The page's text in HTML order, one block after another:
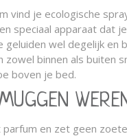
vind je ecologische
speciaal apparaat dat
geluiden wel degelijk en
zowel binnen als buiten
boven je bed.
MUGGEN
en zet geen